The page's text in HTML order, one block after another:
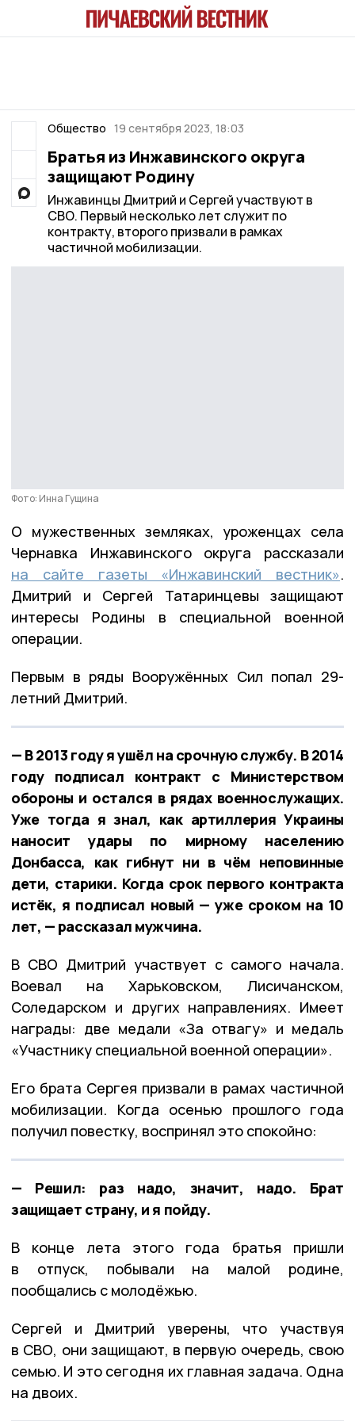
Общество 19 сентября 2023, 18:03
Братья из Инжавинского округа
защищают Родину
Инжавинцы Дмитрий и Сергей участвуют в
СВО. Первый несколько лет служит по
контракту, второго призвали в рамках
частичной мобилизации.
Фото: Инна Гущина
О мужественных земляках, уроженцах села
Чернавка Инжавинского округа рассказали
на сайте газеты «Инжавинский вестник».
Дмитрий и Сергей Татаринцевы защищают
интересы Родины в специальной военной
операции.
Первым в ряды Вооружённых Сил попал 29-
летний Дмитрий.
— В 2013 году я ушёл на срочную службу. В 2014
году подписал контракт с Министерством
обороны и остался в рядах военнослужащих.
Уже тогда я знал, как артиллерия Украины
наносит удары по мирному населению
Донбасса, как гибнут ни в чём неповинные
дети, старики. Когда срок первого контракта
истёк, я подписал новый — уже сроком на 10
лет, — рассказал мужчина.
В СВО Дмитрий участвует с самого начала.
Воевал на Харьковском, Лисичанском,
Соледарском и других направлениях. Имеет
награды: две медали «За отвагу» и медаль
«Участнику специальной военной операции».
Его брата Сергея призвали в рамах частичной
мобилизации. Когда осенью прошлого года
получил повестку, воспринял это спокойно:
— Решил: раз надо, значит, надо. Брат
защищает страну, и я пойду.
В конце лета этого года братья пришли
в отпуск, побывали на малой родине,
пообщались с молодёжью.
Сергей и Дмитрий уверены, что участвуя
в СВО, они защищают, в первую очередь, свою
семью. И это сегодня их главная задача. Одна
на двоих.